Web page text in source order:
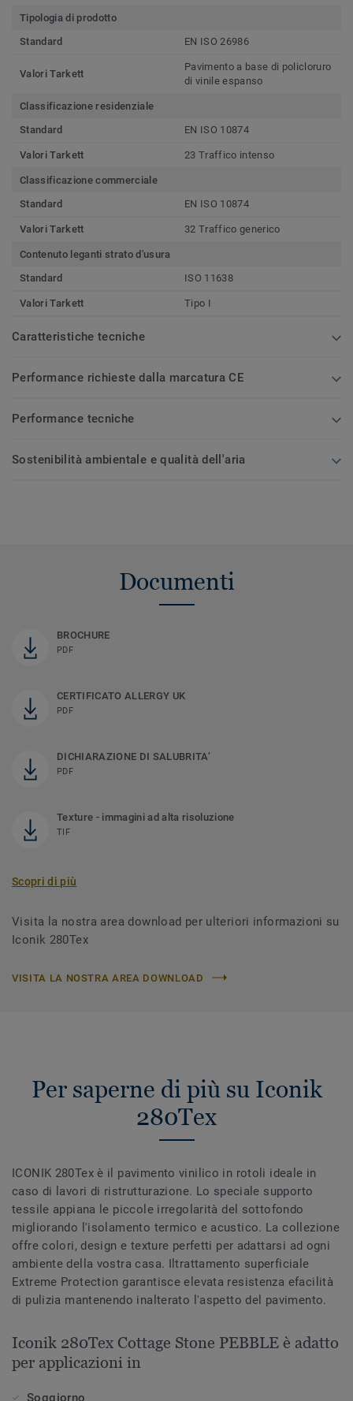
Tipologia di prodotto
Standard
EN ISO 26986
Valori Tarkett
Pavimento a base di policloruro
di vinile espanso
Classificazione residenziale
Standard
EN ISO 10874
Valori Tarkett 23 Traffico intenso
Classificazione commerciale
Standard
EN ISO 10874
Valori Tarkett 32 Traffico generico
Contenuto leganti strato d'usura
Standard
ISO 11638
Valori Tarkett Tipo I
Caratteristiche tecniche
Performance richieste dalla marcatura CE
Performance tecniche
Sostenibilità ambientale e qualità dell'aria
Documenti
BROCHURE
PDF
CERTIFICATO ALLERGY UK
PDF
DICHIARAZIONE DI SALUBRITA’
PDF
Texture - immagini ad alta risoluzione
TIF
Scopri di più
Visita la nostra area download per ulteriori informazioni su
Iconik 280Tex
VISITA LA NOSTRA AREA DOWNLOAD
Per saperne di più su Iconik
280Tex
ICONIK 280Tex è il pavimento vinilico in rotoli ideale in
caso di lavori di ristrutturazione. Lo speciale supporto
tessile appiana le piccole irregolarità del sottofondo
migliorando l'isolamento termico e acustico. La collezione
offre colori, design e texture perfetti per adattarsi ad ogni
ambiente della vostra casa. Iltrattamento superficiale
Extreme Protection garantisce elevata resistenza efacilità
di pulizia mantenendo inalterato l'aspetto del pavimento.
Iconik 280Tex Cottage Stone PEBBLE è adatto
per applicazioni in
Soggiorno